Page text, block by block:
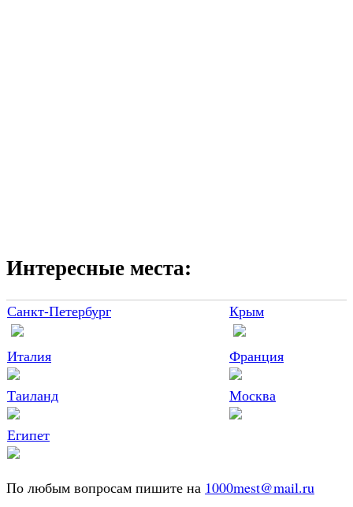
Интересные места:
Санкт-Петербург Крым
Италия Франция
Таиланд Москва
Египет
По любым вопросам пишите на 1000mest@mail.ru